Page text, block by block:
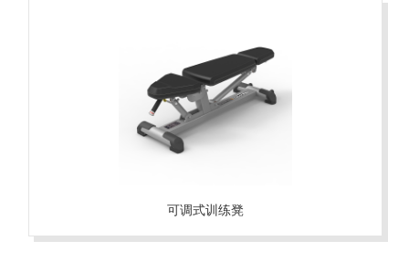
可调式训练凳